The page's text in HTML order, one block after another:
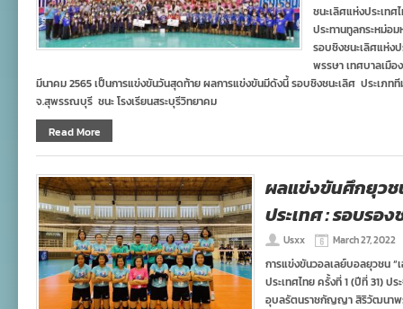
ชนะเลิศแห่งประเทศ
ประทานทูลกระหม่
รอบชิงชนะเลิศแห่ง
พรรษา เทศบาลเมือ
มีนาคม 2565 เป็นการแข่งขันวันสุดท้าย ผลการแข่งขันมีดังนี้ รอบชิงชนะเลิศ ประเภท
จ.สุพรรณบุรี ชนะ โรงเรียนสระบุรีวิทยาคม
Read More
ผลแข่งขันศึกยุวช
ประเทศ : รอบรอง
Usxx March 27, 2022
การแข่งขันวอลเลย์บอลยุวชน “
ประเทศไทย ครั้งที่ 1 (ปีที่ 31) ป
อุบลรัตนราชกัญญา สิริวัฒนาพ